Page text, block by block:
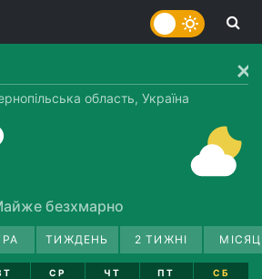
область, Україна
безхмарно
ТИЖДЕНЬ 2 ТИЖНІ
СР
ЧТ
ПТ
СБ